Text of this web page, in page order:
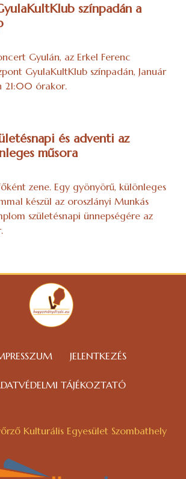
színpadán a
Gyulán, az Erkel Ferenc
GyulaKultKlub színpadán, Január
21:00 órakor.
és adventi az
műsora
zene. Egy gyönyörű, különleges
készül az oroszlányi Munkás
születésnapi ünnepségére az
JELENTKEZÉS
TÁJÉKOZTATÓ
Kulturális Egyesület Szombathely